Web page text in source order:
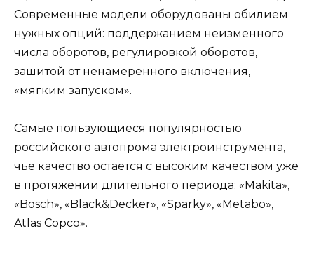
Современные модели оборудованы обилием
нужных опций: поддержанием неизменного
числа оборотов, регулировкой оборотов,
зашитой от ненамеренного включения,
«мягким запуском».
Самые пользующиеся популярностью
российского автопрома электроинструмента,
чье качество остается с высоким качеством уже
в протяжении длительного периода: «Makita»,
«Bosch», «Black&Decker», «Sparky», «Metabo»,
Atlas Copco».